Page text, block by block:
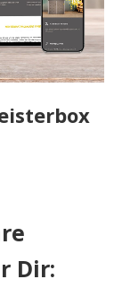
Dir: